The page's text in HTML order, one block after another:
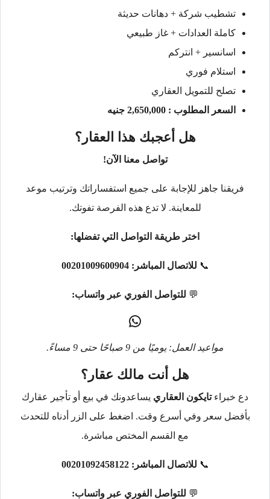
تشطيب شركة + دهانات حديثة
كاملة العدادات + غاز طبيعي
اسانسير + انتركم
استلام فوري
تصلح للتمويل العقاري
السعر المطلوب : 2,650,000 جنيه
هل أعجبك هذا العقار؟
تواصل معنا الآن!
فريقنا جاهز للإجابة على جميع استفساراتك وترتيب موعد
للمعاينة. لا تدع هذه الفرصة تفوتك.
اختر طريقة التواصل التي تفضلها:
📞 للاتصال المباشر: 00201009600904
💬 للتواصل الفوري عبر واتساب:
مواعيد العمل: يوميًا من 9 صباحًا حتى 9 مساءً.
هل أنت مالك عقار؟
دع خبراءتايكون العقاري يساعدونك في بيع أو تأجير عقارك
بأفضل سعر وفي أسرع وقت. اضغط على الزر أدناه للتحدث
مع القسم المختص مباشرة.
📞 للاتصال المباشر: 00201092458122
💬 للتواصل الفوري عبر واتساب: